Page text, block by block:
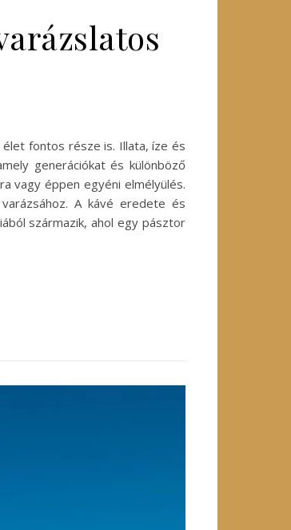
fontos része is. Illata, íze és
generációkat és különböző
vagy éppen egyéni elmélyülés.
A kávé eredete és
származik, ahol egy pásztor